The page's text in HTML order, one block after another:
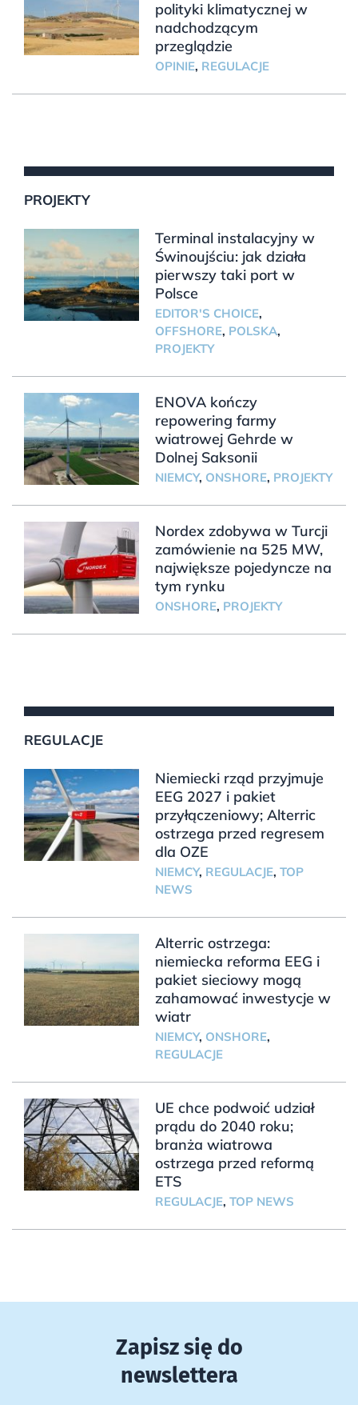
polityki klimatycznej w
nadchodzącym
przeglądzie
OPINIE, REGULACJE
PROJEKTY
Terminal instalacyjny w
Świnoujściu: jak działa
pierwszy taki port w
Polsce
EDITOR'S CHOICE,
OFFSHORE, POLSKA,
PROJEKTY
ENOVA kończy
repowering farmy
wiatrowej Gehrde w
Dolnej Saksonii
NIEMCY, ONSHORE, PROJEKTY
Nordex zdobywa w Turcji
zamówienie na 525 MW,
największe pojedyncze na
tym rynku
ONSHORE, PROJEKTY
REGULACJE
Niemiecki rząd przyjmuje
EEG 2027 i pakiet
przyłączeniowy; Alterric
ostrzega przed regresem
dla OZE
NIEMCY, REGULACJE, TOP
NEWS
Alterric ostrzega:
niemiecka reforma EEG i
pakiet sieciowy mogą
zahamować inwestycje w
wiatr
NIEMCY, ONSHORE,
REGULACJE
UE chce podwoić udział
prądu do 2040 roku;
branża wiatrowa
ostrzega przed reformą
ETS
REGULACJE, TOP NEWS
Zapisz się do
newslettera